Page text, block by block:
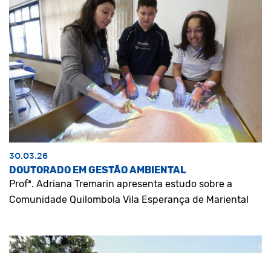
30.03.26
DOUTORADO EM GESTÃO AMBIENTAL
Profª. Adriana Tremarin apresenta estudo sobre a
Comunidade Quilombola Vila Esperança de Mariental